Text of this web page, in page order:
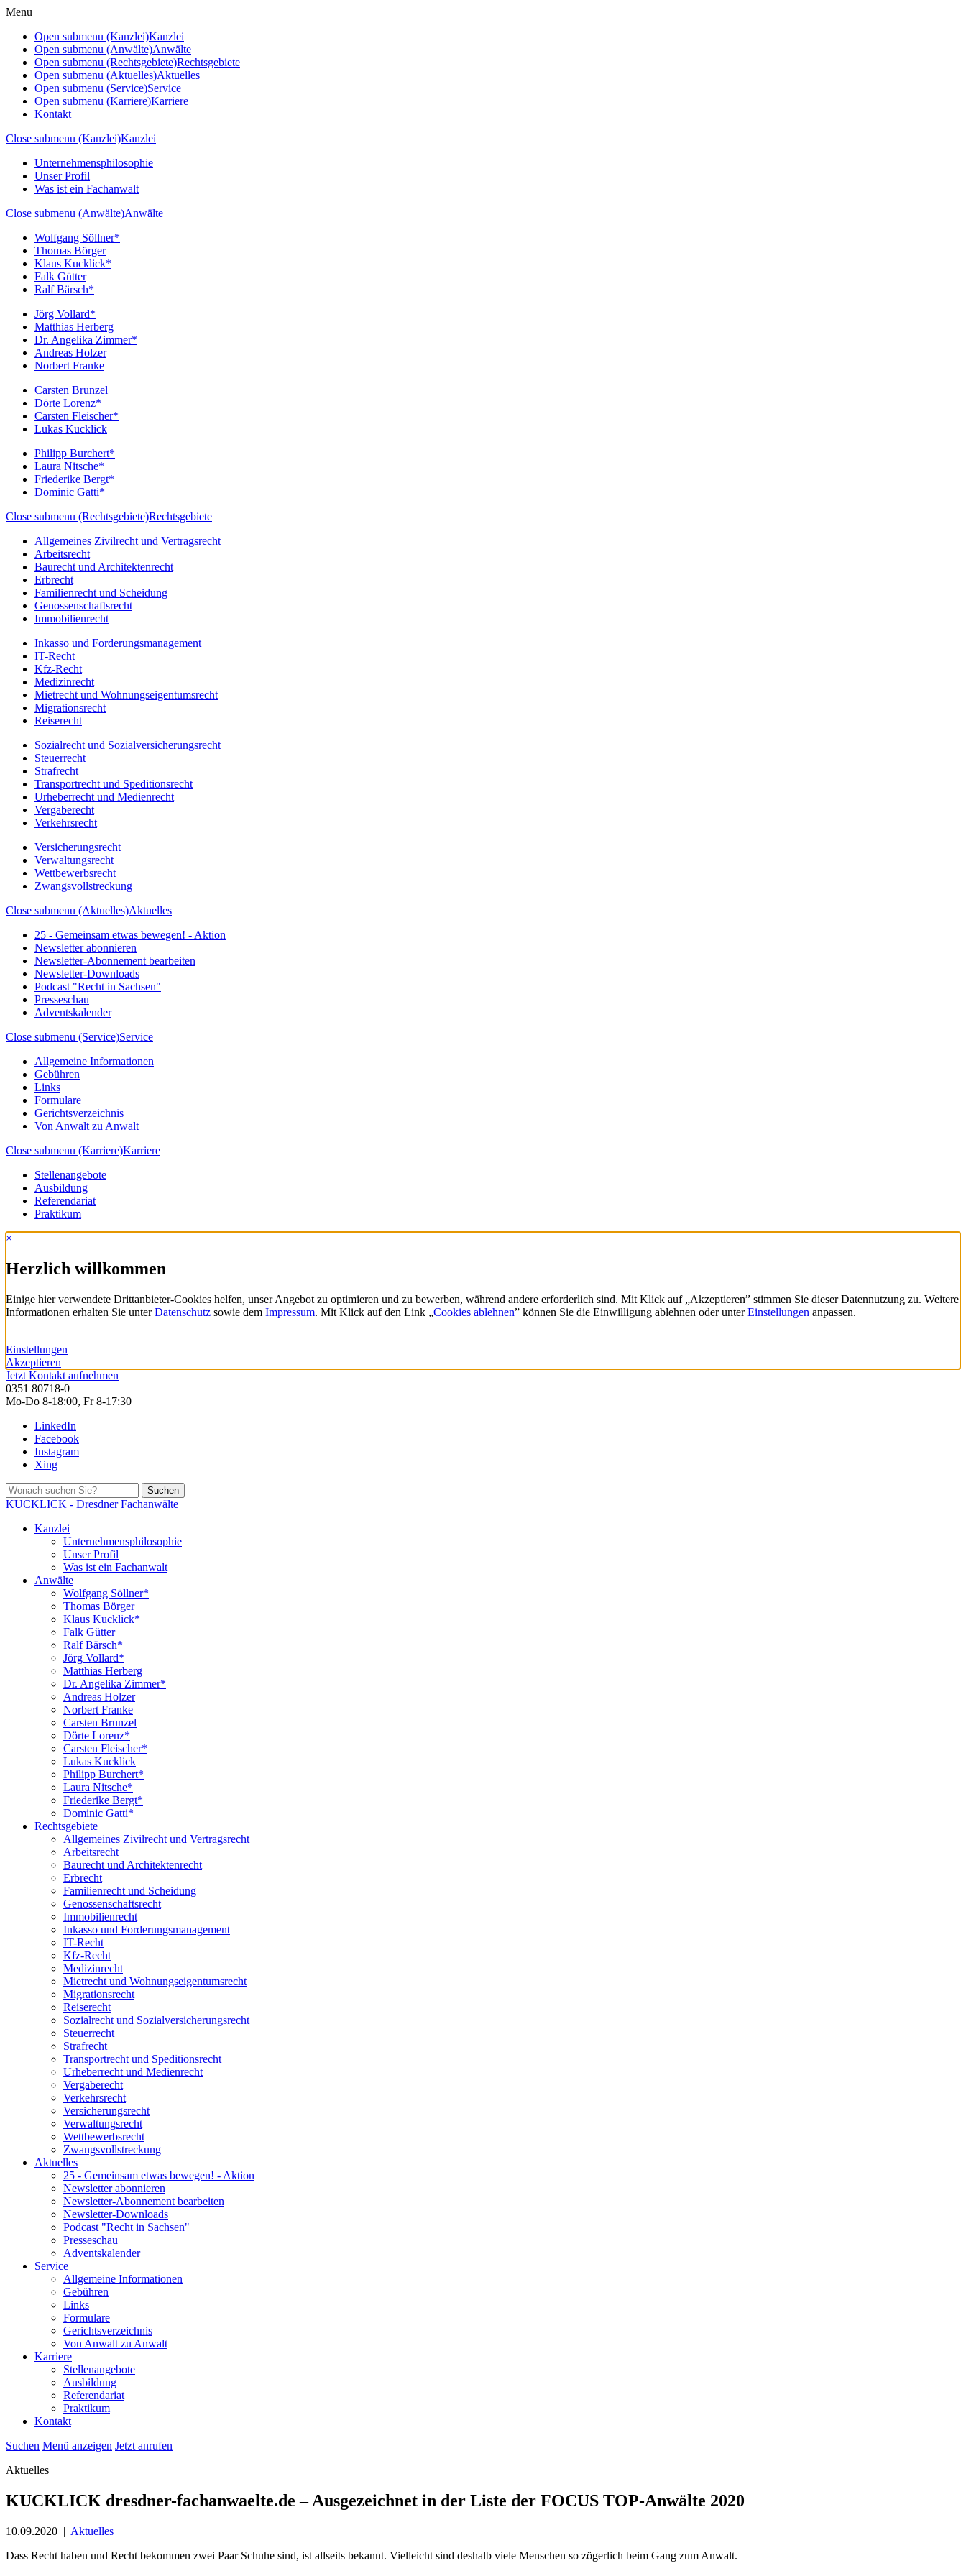
Menu
Open submenu (Kanzlei)Kanzlei
Open submenu (Anwälte)Anwälte
Open submenu (Rechtsgebiete)Rechtsgebiete
Open submenu (Aktuelles)Aktuelles
Open submenu (Service)Service
Open submenu (Karriere)Karriere
Kontakt
Close submenu (Kanzlei)Kanzlei
Unternehmensphilosophie
Unser Profil
Was ist ein Fachanwalt
Close submenu (Anwälte)Anwälte
Wolfgang Söllner*
Thomas Börger
Klaus Kucklick*
Falk Gütter
Ralf Bärsch*
Jörg Vollard*
Matthias Herberg
Dr. Angelika Zimmer*
Andreas Holzer
Norbert Franke
Carsten Brunzel
Dörte Lorenz*
Carsten Fleischer*
Lukas Kucklick
Philipp Burchert*
Laura Nitsche*
Friederike Bergt*
Dominic Gatti*
Close submenu (Rechtsgebiete)Rechtsgebiete
Allgemeines Zivilrecht und Vertragsrecht
Arbeitsrecht
Baurecht und Architektenrecht
Erbrecht
Familienrecht und Scheidung
Genossenschaftsrecht
Immobilienrecht
Inkasso und Forderungsmanagement
IT-Recht
Kfz-Recht
Medizinrecht
Mietrecht und Wohnungseigentumsrecht
Migrationsrecht
Reiserecht
Sozialrecht und Sozialversicherungsrecht
Steuerrecht
Strafrecht
Transportrecht und Speditionsrecht
Urheberrecht und Medienrecht
Vergaberecht
Verkehrsrecht
Versicherungsrecht
Verwaltungsrecht
Wettbewerbsrecht
Zwangsvollstreckung
Close submenu (Aktuelles)Aktuelles
25 - Gemeinsam etwas bewegen! - Aktion
Newsletter abonnieren
Newsletter-Abonnement bearbeiten
Newsletter-Downloads
Podcast "Recht in Sachsen"
Presseschau
Adventskalender
Close submenu (Service)Service
Allgemeine Informationen
Gebühren
Links
Formulare
Gerichtsverzeichnis
Von Anwalt zu Anwalt
Close submenu (Karriere)Karriere
Stellenangebote
Ausbildung
Referendariat
Praktikum
×
Herzlich willkommen
Einige hier verwendete Drittanbieter-Cookies helfen, unser Angebot zu optimieren und zu bewerben, während andere erforderlich sind. Mit Klick auf „Akzeptieren” stimmen Sie dieser Datennutzung zu. Weitere
Informationen erhalten Sie unterDatenschutz sowie dem Impressum. Mit Klick auf den Link „Cookies ablehnen” können Sie die Einwilligung ablehnen oder unterEinstellungen anpassen.
Einstellungen
Akzeptieren
Jetzt Kontakt aufnehmen
0351 80718-0
Mo-Do 8-18:00, Fr 8-17:30
LinkedIn
Facebook
Instagram
Xing
Suchen
KUCKLICK - Dresdner Fachanwälte
Kanzlei
Unternehmensphilosophie
Unser Profil
Was ist ein Fachanwalt
Anwälte
Wolfgang Söllner*
Thomas Börger
Klaus Kucklick*
Falk Gütter
Ralf Bärsch*
Jörg Vollard*
Matthias Herberg
Dr. Angelika Zimmer*
Andreas Holzer
Norbert Franke
Carsten Brunzel
Dörte Lorenz*
Carsten Fleischer*
Lukas Kucklick
Philipp Burchert*
Laura Nitsche*
Friederike Bergt*
Dominic Gatti*
Rechtsgebiete
Allgemeines Zivilrecht und Vertragsrecht
Arbeitsrecht
Baurecht und Architektenrecht
Erbrecht
Familienrecht und Scheidung
Genossenschaftsrecht
Immobilienrecht
Inkasso und Forderungsmanagement
IT-Recht
Kfz-Recht
Medizinrecht
Mietrecht und Wohnungseigentumsrecht
Migrationsrecht
Reiserecht
Sozialrecht und Sozialversicherungsrecht
Steuerrecht
Strafrecht
Transportrecht und Speditionsrecht
Urheberrecht und Medienrecht
Vergaberecht
Verkehrsrecht
Versicherungsrecht
Verwaltungsrecht
Wettbewerbsrecht
Zwangsvollstreckung
Aktuelles
25 - Gemeinsam etwas bewegen! - Aktion
Newsletter abonnieren
Newsletter-Abonnement bearbeiten
Newsletter-Downloads
Podcast "Recht in Sachsen"
Presseschau
Adventskalender
Service
Allgemeine Informationen
Gebühren
Links
Formulare
Gerichtsverzeichnis
Von Anwalt zu Anwalt
Karriere
Stellenangebote
Ausbildung
Referendariat
Praktikum
Kontakt
Suchen Menü anzeigen Jetzt anrufen
Aktuelles
KUCKLICK dresdner-fachanwaelte.de – Ausgezeichnet in der Liste der FOCUS TOP-Anwälte 2020
10.09.2020 | Aktuelles
Dass Recht haben und Recht bekommen zwei Paar Schuhe sind, ist allseits bekannt. Vielleicht sind deshalb viele Menschen so zögerlich beim Gang zum Anwalt.